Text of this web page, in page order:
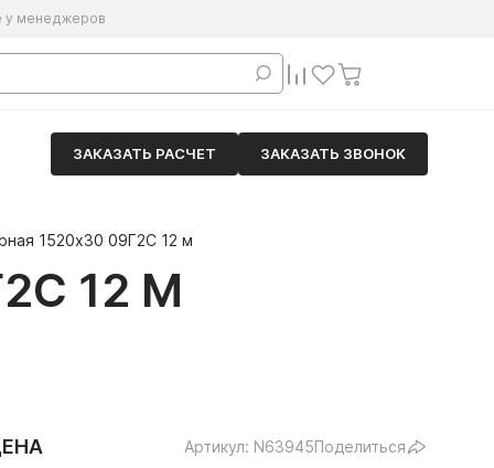
у менеджеров
ЗАКАЗАТЬ РАСЧЕТ ЗАКАЗАТЬ ЗВОНОК
1520х30 09Г2С 12 м
12 М
Артикул: N63945Поделиться